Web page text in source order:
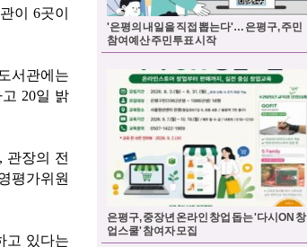
'은평의 내일을 직접 뽑는다'… 은평구, 주민
참여예산 주민투표 시작
은평구, 중장년 온라인 창업 돕는 '다시ON 창
업스쿨' 참여자 모집